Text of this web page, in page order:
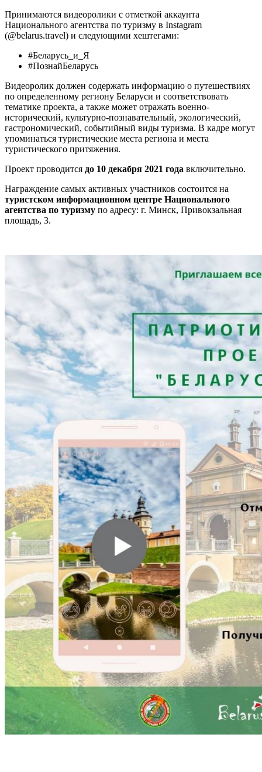
Принимаются видеоролики c отметкой аккаунта
Национального агентства по туризму в Instagram
(@belarus.travel) и следующими хештегами:
#Беларусь_и_Я
#ПознайБеларусь
Видеоролик должен содержать информацию о путешествиях
по определенному региону Беларуси и соответствовать
тематике проекта, а также может отражать военно-
исторический, культурно-познавательный, экологический,
гастрономический, событийный виды туризма. В кадре могут
упоминаться туристические места региона и места
туристического притяжения.
Проект проводится до 10 декабря 2021 года включительно.
Награждение самых активных участников состоится на
туристском информационном центре Национального
агентства по туризму по адресу: г. Минск, Привокзальная
площадь, 3.